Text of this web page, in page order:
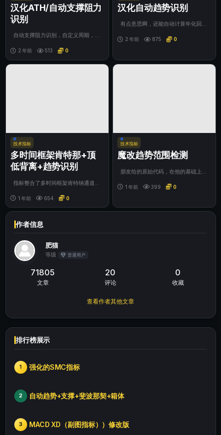
汉化ATH/自动支撑阻力
识别
自动支撑阻力识别，自定义周期，数
力的情况。...
2 年前 513 0
汉化自动趋势识别
有点意思啊，还能自动计算年化回报
分“老师”画的...
2 年前 875 0
技术指标
多时间框架肯特那+顶
低背离+趋势识别
指标整合了多时间框架肯特纳通道与
期趋势跟踪...
1 年前 654 0
技术指标
魔改趋势范围检测
朋友给的原始代码，在他的基础上升
让他可以更...
1 年前 399 0
作者信息
肥猫
等级 普通用户
71805
文章
20
评论
0
收藏
查看作者其他文章
排行榜展示
1 强化的SMC指标
2 自动趋势+支撑+斐波那契+箱体
3 MACD XD（副图指标））修改版